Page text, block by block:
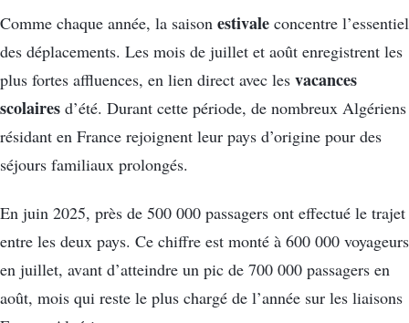
Comme chaque année, la saison estivale concentre l’essentiel
des déplacements. Les mois de juillet et août enregistrent les
plus fortes affluences, en lien direct avec les vacances
scolaires d’été. Durant cette période, de nombreux Algériens
résidant en France rejoignent leur pays d’origine pour des
séjours familiaux prolongés.
En juin 2025, près de 500 000 passagers ont effectué le trajet
entre les deux pays. Ce chiffre est monté à 600 000 voyageurs
en juillet, avant d’atteindre un pic de 700 000 passagers en
août, mois qui reste le plus chargé de l’année sur les liaisons